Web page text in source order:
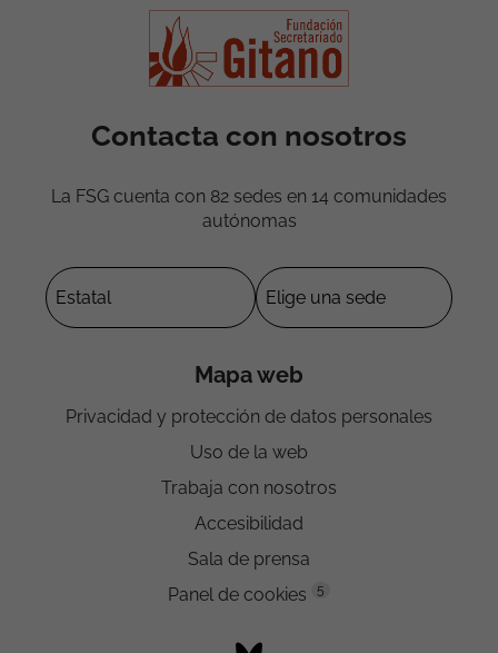
Contacta con nosotros
La FSG cuenta con 82 sedes en 14 comunidades
autónomas
Mapa web
Privacidad y protección de datos personales
Uso de la web
Trabaja con nosotros
Accesibilidad
Sala de prensa
Panel de cookies
5